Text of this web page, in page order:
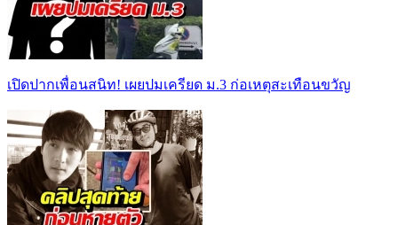
เปิดปากเพื่อนสนิท! เผยปมเครียด ม.3 ก่อเหตุสะเทือนขวัญ